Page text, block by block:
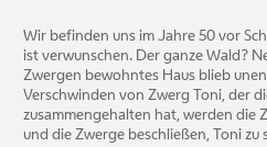
Wir befinden uns im Jahre 50 vor
ist verwunschen. Der ganze Wald?
Zwergen bewohntes Haus blieb
Verschwinden von Zwerg Toni, der
zusammengehalten hat, werden die
und die Zwerge beschließen, Toni zu